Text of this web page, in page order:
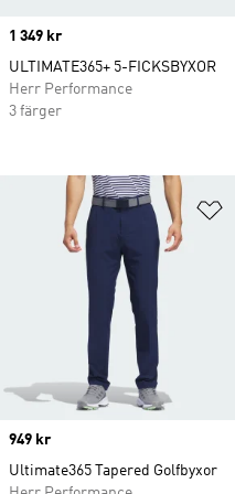
Price
949 kr
Ultimate365 Tapered Golfbyxor
Price
1 349 kr
ULTIMATE365+ 5-FICKSBYXOR
Herr Performance
3 färger